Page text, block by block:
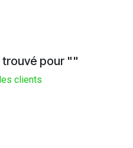
pour ""
clients